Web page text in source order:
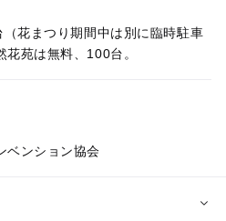
花まつり期間中は別に臨時駐車
苑は無料、100台。
ベンション協会